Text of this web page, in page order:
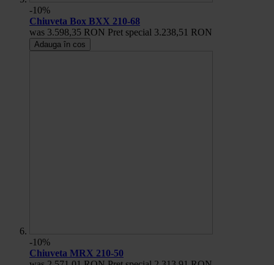
-10%
Chiuveta Box BXX 210-68
was 3.598,35 RON Pret special 3.238,51 RON
Adauga în cos
-10%
Chiuveta MRX 210-50